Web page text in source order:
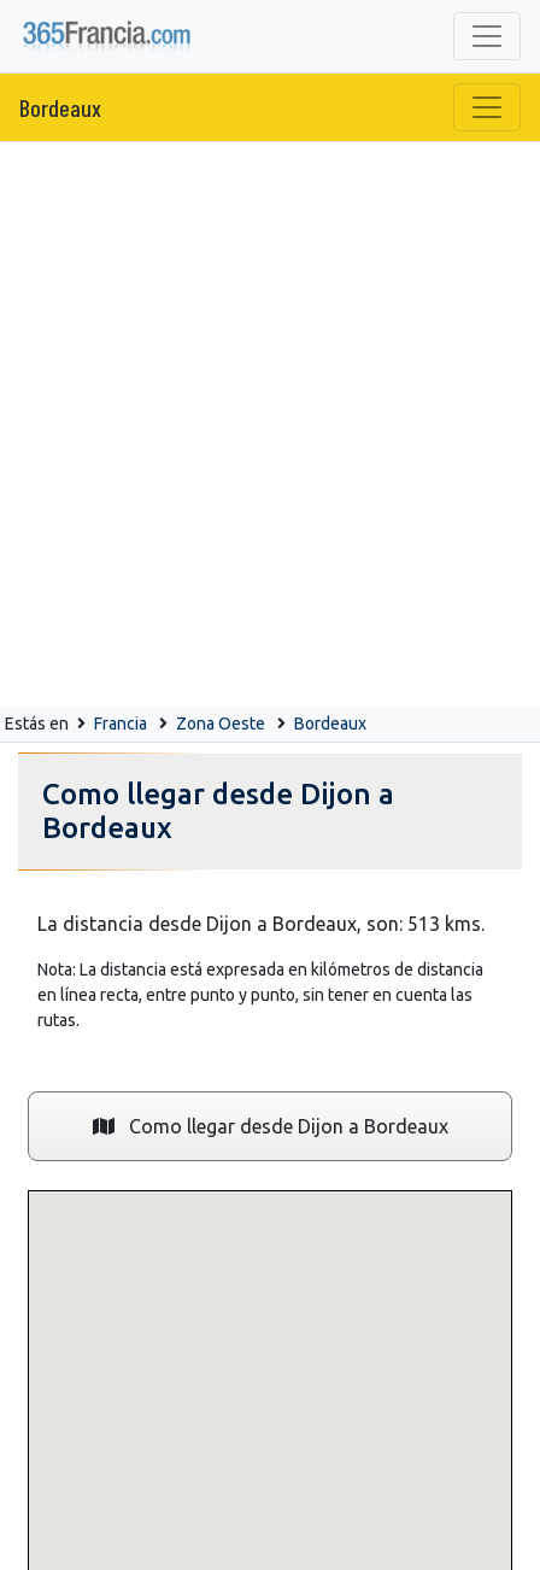
Bordeaux
Estás en Francia Zona Oeste Bordeaux
Como llegar desde Dijon a
Bordeaux
La distancia desde Dijon a Bordeaux, son: 513 kms.
Nota: La distancia está expresada en kilómetros de distancia
en línea recta, entre punto y punto, sin tener en cuenta las
rutas.
Como llegar desde Dijon a Bordeaux